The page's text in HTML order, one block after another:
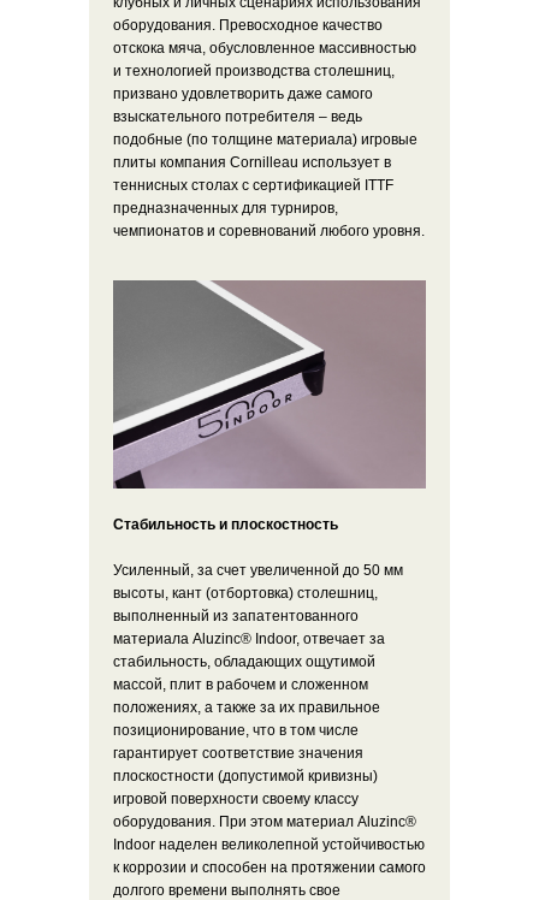
оборудования. Превосходное качество
отскока мяча, обусловленное массивностью
и технологией производства столешниц,
призвано удовлетворить даже самого
взыскательного потребителя – ведь
подобные (по толщине материала) игровые
плиты компания Cornilleau использует в
теннисных столах с сертификацией ITTF
предназначенных для турниров,
чемпионатов и соревнований любого уровня.
Стабильность и плоскостность
Усиленный, за счет увеличенной до 50 мм
высоты, кант (отбортовка) столешниц,
выполненный из запатентованного
материала Aluzinc® Indoor, отвечает за
стабильность, обладающих ощутимой
массой, плит в рабочем и сложенном
положениях, а также за их правильное
позиционирование, что в том числе
гарантирует соответствие значения
плоскостности (допустимой кривизны)
игровой поверхности своему классу
оборудования. При этом материал Aluzinc®
Indoor наделен великолепной устойчивостью
к коррозии и способен на протяжении самого
долгого времени выполнять свое